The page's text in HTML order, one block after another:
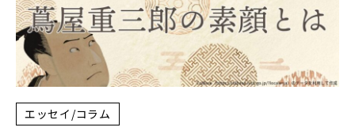
エッセイ/コラム